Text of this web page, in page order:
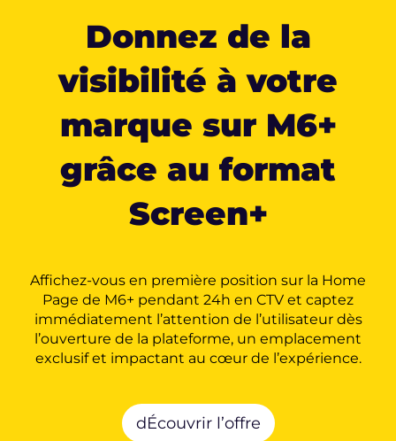
Donnez de la
visibilité à votre
marque sur M6+
grâce au format
Screen+
Affichez-vous en première position sur la Home
Page de M6+ pendant 24h en CTV et captez
immédiatement l’attention de l’utilisateur dès
l’ouverture de la plateforme, un emplacement
exclusif et impactant au cœur de l’expérience.
dÉcouvrir l’offre